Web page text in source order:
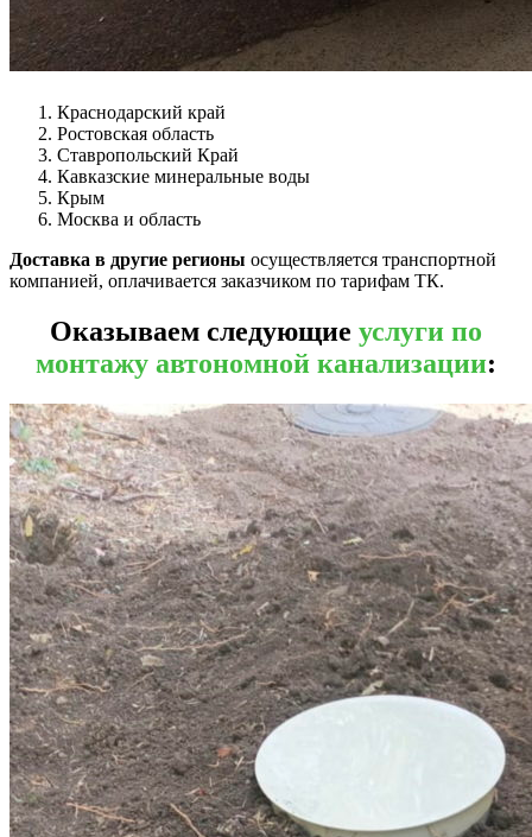
Краснодарский край
Ростовская область
Ставропольский Край
Кавказские минеральные воды
Крым
Москва и область
Доставка в другие регионы осуществляется транспортной
компанией, оплачивается заказчиком по тарифам ТК.
Оказываем следующие услуги по
монтажу автономной канализации: